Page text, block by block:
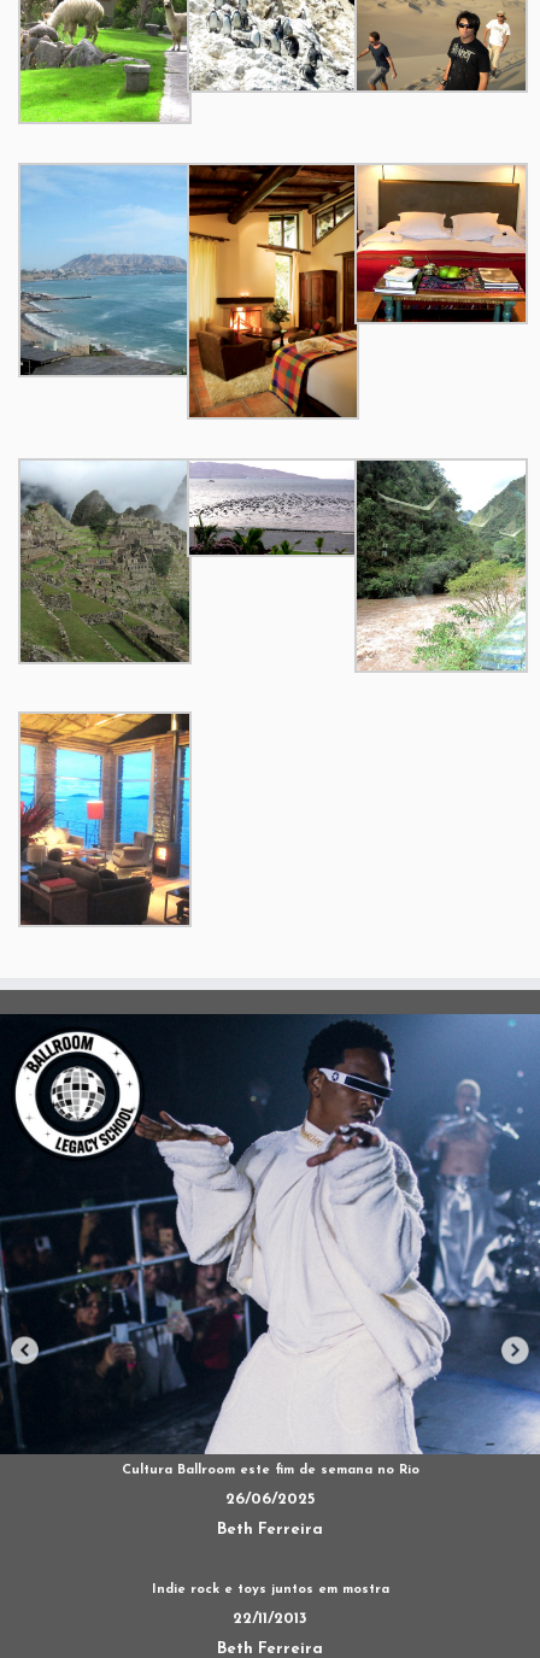
Cultura Ballroom este fim de semana no Rio
26/06/2025
Beth Ferreira
Indie rock e toys juntos em mostra
22/11/2013
Beth Ferreira